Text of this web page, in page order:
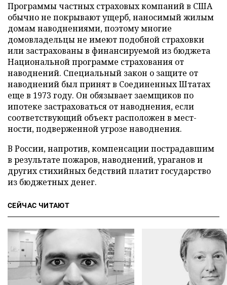
Программы частных страховых компаний в США
обычно не покрывают ущерб, наносимый жилым
домам наводнениями, поэтому многие
домовладельцы не имеют подобной страховки
или застрахованы в финансируемой из бюджета
Национальной программе страхования от
наводнений. Специальный закон о защите от
наводнений был принят в Соединенных Штатах
еще в 1973 году. Он обязывает заемщиков по
ипотеке застраховаться от наводнения, если
соответствующий объект расположен в мест­
ности, подверженной угрозе наводнения.
В России, напротив, компенсации пострадавшим
в результате пожаров, наводнений, ураганов и
других стихийных бедствий платит государство
из бюджетных денег.
СЕЙЧАС ЧИТАЮТ